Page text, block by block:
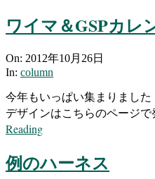
ワイマ＆GSPカレ
2012-
10-
On: 2012年10月26日
In: column
今年もいっぱい集まりました
デザインはこちらのページで
Reading
例のハーネス